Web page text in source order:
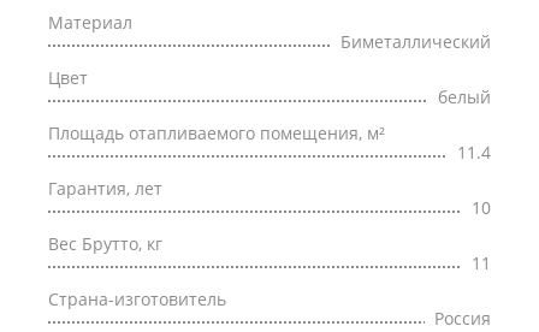
Материал
Биметаллический
Цвет
белый
Площадь отапливаемого помещения, м²
11.4
Гарантия, лет
10
Вес Брутто, кг
11
Страна-изготовитель
Россия